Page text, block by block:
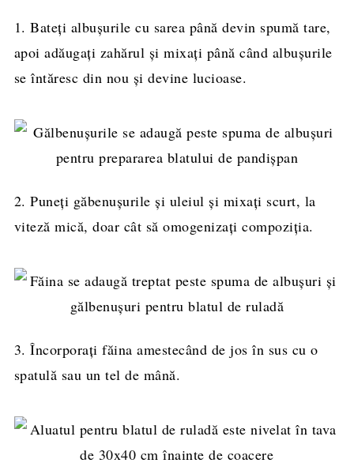
1. Bateți albușurile cu sarea până devin spumă tare,
apoi adăugați zahărul și mixați până când albușurile
se întăresc din nou și devine lucioase.
2. Puneți găbenușurile și uleiul și mixați scurt, la
viteză mică, doar cât să omogenizați compoziţia.
3. Încorporați făina amestecând de jos în sus cu o
spatulă sau un tel de mână.